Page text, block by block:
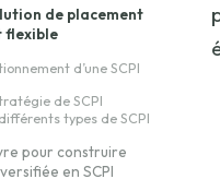
de placement
flexible
d’une SCPI
de SCPI
types de SCPI
pour construire
en SCPI